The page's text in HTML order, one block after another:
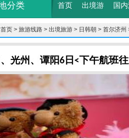
分类 首页 出境游 国
页 > 旅游线路 > 出境旅游 > 日韩朝 > 首尔济州
光州、谭阳6日<下午航班